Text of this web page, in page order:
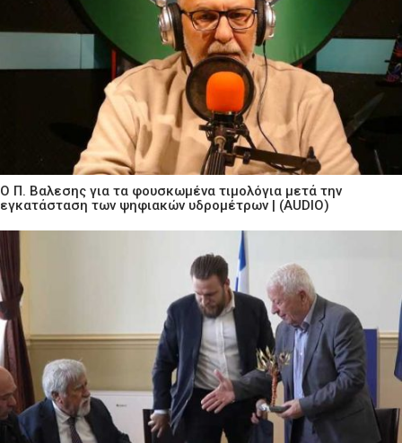
Ο Π. Βαλεσης για τα φουσκωμένα τιμολόγια μετά την
εγκατάσταση των ψηφιακών υδρομέτρων | (AUDIO)